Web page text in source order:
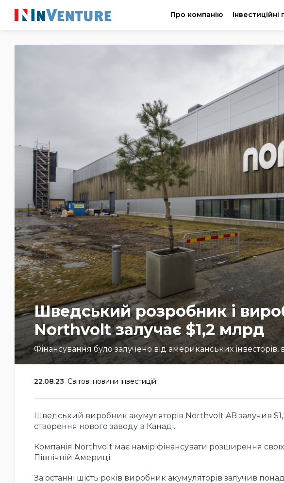
Про компанію Інвестиційні
Шведський розробник і
Northvolt залучає $1,2 млрд
Фінансування було залучено від американських
22.08.23 Світові новини інвестицій
Шведський виробник акумуляторів Northvolt AB залучив
створення нового заводу в Канаді.
Компанія Northvolt має намір фінансувати розширення
Північній Америці.
За останні шість років виробник акумуляторів залучив